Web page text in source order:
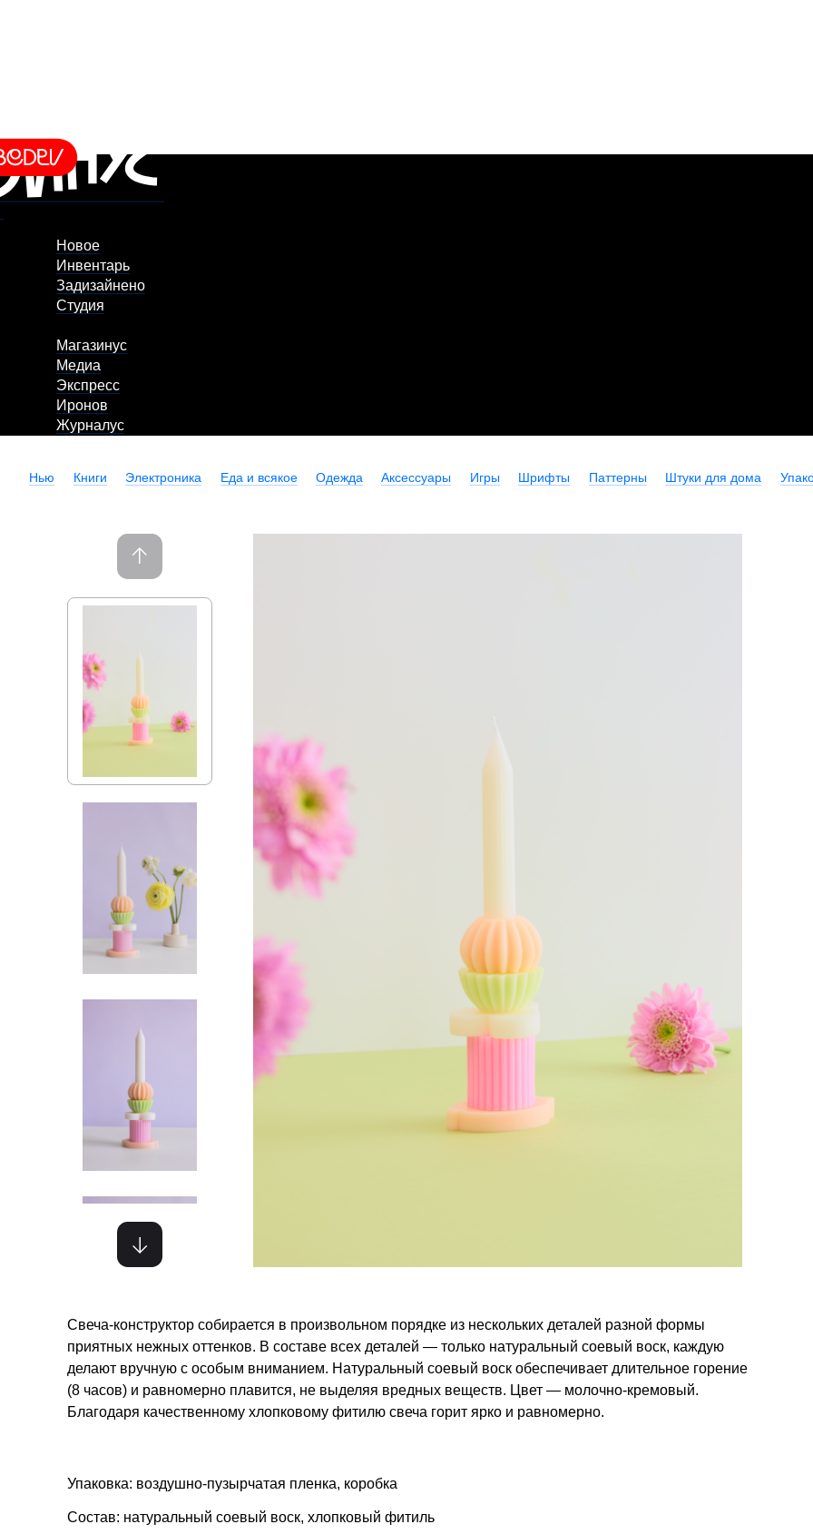
Новое
Инвентарь
Задизайнено
Студия
Магазинус
Медиа
Экспресс
Иронов
Журналус
Нью Книги Электроника Еда и всякое Одежда Аксессуары Игры Шрифты Паттерны Штуки для дома
Свеча-конструктор собирается в произвольном порядке из нескольких деталей разной формы
приятных нежных оттенков. В составе всех деталей — только натуральный соевый воск, каждую
делают вручную с особым вниманием. Натуральный соевый воск обеспечивает длительное горение
(8 часов) и равномерно плавится, не выделяя вредных веществ. Цвет — молочно-кремовый.
Благодаря качественному хлопковому фитилю свеча горит ярко и равномерно.
Упаковка: воздушно-пузырчатая пленка, коробка
Состав: натуральный соевый воск, хлопковый фитиль